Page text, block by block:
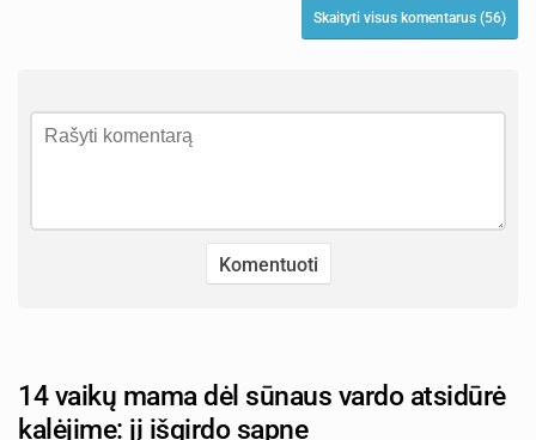
Skaityti visus komentarus (56)
14 vaikų mama dėl sūnaus vardo atsidūrė
kalėjime: jį išgirdo sapne